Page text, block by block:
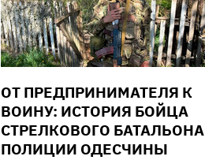
ОТ ПРЕДПРИНИМАТЕЛЯ К
ВОИНУ: ИСТОРИЯ БОЙЦА
СТРЕЛКОВОГО БАТАЛЬОНА
ПОЛИЦИИ ОДЕСЧИНЫ